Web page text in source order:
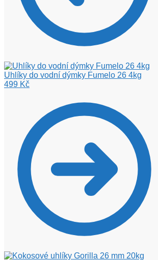
Uhlíky do vodní dýmky Fumelo 26 4kg
499 Kč